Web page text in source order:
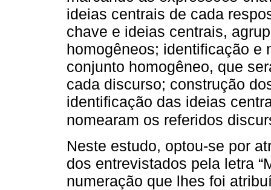
ideias centrais de cada
chave e ideias centrais,
homogêneos; identificação e
conjunto homogêneo, que
cada discurso; construção
identificação das ideias
nomearam os referidos
Neste estudo, optou-se por
dos entrevistados pela letra
numeração que lhes foi